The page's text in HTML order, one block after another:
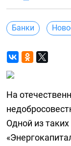
Банки
На
Одной из